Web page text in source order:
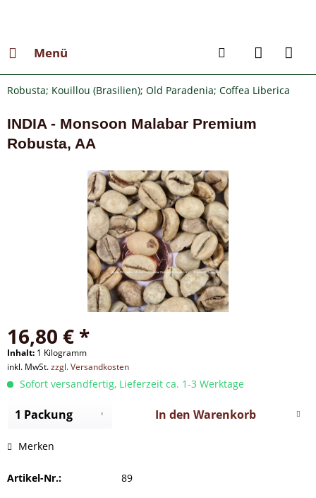
Menü
Robusta; Kouillou (Brasilien); Old Paradenia; Coffea Liberica
INDIA - Monsoon Malabar Premium
Robusta, AA
16,80 € *
Inhalt: 1 Kilogramm
inkl. MwSt.zzgl. Versandkosten
Sofort versandfertig, Lieferzeit ca. 1-3 Werktage
In den Warenkorb
Merken
Artikel-Nr.: 89